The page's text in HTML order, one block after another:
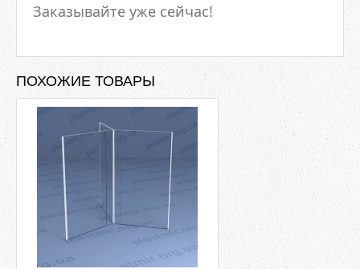
Заказывайте уже сейчас!
ПОХОЖИЕ ТОВАРЫ